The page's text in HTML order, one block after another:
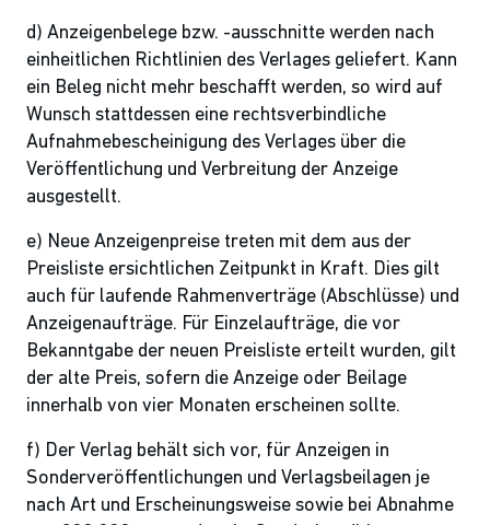
d) Anzeigenbelege bzw. -ausschnitte werden nach
einheitlichen Richtlinien des Verlages geliefert. Kann
ein Beleg nicht mehr beschafft werden, so wird auf
Wunsch stattdessen eine rechtsverbindliche
Aufnahmebescheinigung des Verlages über die
Veröffentlichung und Verbreitung der Anzeige
ausgestellt.
e) Neue Anzeigenpreise treten mit dem aus der
Preisliste ersichtlichen Zeitpunkt in Kraft. Dies gilt
auch für laufende Rahmenverträge (Abschlüsse) und
Anzeigenaufträge. Für Einzelaufträge, die vor
Bekanntgabe der neuen Preisliste erteilt wurden, gilt
der alte Preis, sofern die Anzeige oder Beilage
innerhalb von vier Monaten erscheinen sollte.
f) Der Verlag behält sich vor, für Anzeigen in
Sonderveröffentlichungen und Verlagsbeilagen je
nach Art und Erscheinungsweise sowie bei Abnahme